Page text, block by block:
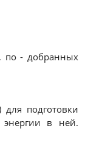
по - добранных
для подготовки
в ней.